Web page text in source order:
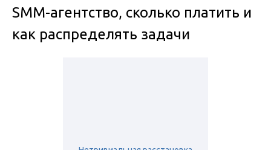
SMM-агентство, сколько платить и
как распределять задачи